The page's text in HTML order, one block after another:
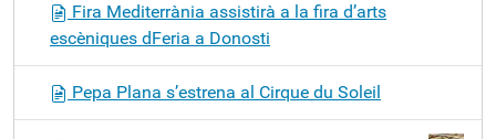
Fira Mediterrània assistirà a la fira d’arts
escèniques dFeria a Donosti
Pepa Plana s’estrena al Cirque du Soleil